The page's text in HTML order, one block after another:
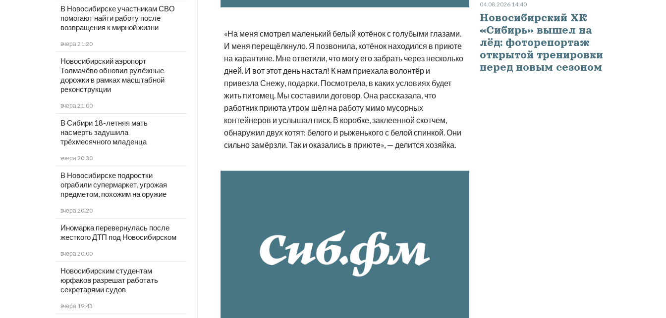
В Новосибирске участникам СВО
помогают найти работу после
возвращения к мирной жизни
вчера 21:20
Новосибирский аэропорт
Толмачёво обновил рулёжные
дорожки в рамках масштабной
реконструкции
вчера 21:00
В Сибири 18-летняя мать
насмерть задушила
трёхмесячного младенца
вчера 20:30
В Новосибирске подростки
ограбили супермаркет, угрожая
предметом, похожим на оружие
вчера 20:20
Иномарка перевернулась после
жесткого ДТП под Новосибирском
вчера 20:00
Новосибирским студентам
юрфаков разрешат работать
секретарями судов
вчера 19:43
«На меня смотрел маленький белый котёнок с голубыми глазами.
И меня перещёлкнуло. Я позвонила, котёнок находился в приюте
на карантине. Мне ответили, что могу его забрать через несколько
дней. И вот этот день настал! К нам приехала волонтёр и
привезла Снежу, подарки. Посмотрела, в каких условиях будет
жить питомец. Мы составили договор. Она рассказала, что
работник приюта утром шёл на работу мимо мусорных
контейнеров и услышал писк. В коробке, заклеенной скотчем,
обнаружил двух котят: белого и рыженького с белой спинкой. Они
сильно замёрзли. Так и оказались в приюте», — делится хозяйка.
04.08.2026 14:40
Новосибирский ХК
«Сибирь» вышел на
лёд: фоторепортаж
открытой тренировки
перед новым сезоном